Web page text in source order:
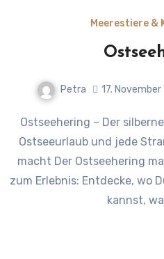
Meerestiere &
Petra 17.
Ostseehering – Der silberne Küstenfisch, der Deinen
Ostseeurlaub und jede
macht Der Ostseehering
zum Erlebnis: Entdecke, wo
kannst,